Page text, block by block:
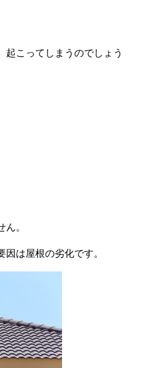
起こってしまうのでしょう
。
は屋根の劣化です。